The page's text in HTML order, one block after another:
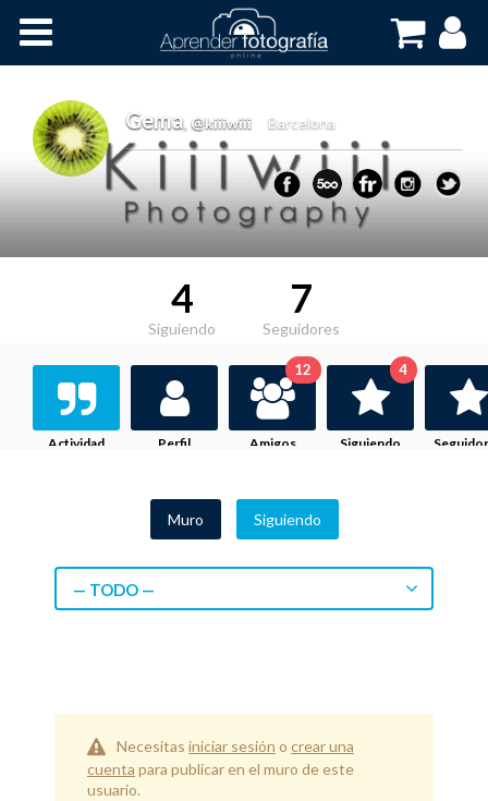
Cursos OnLine
Gema @kiiiwiii Barcelona
4
Siguiendo
7
Seguidores
Actividad Perfil Amigos
12
Siguiendo
4
Muro Siguiendo
— TODO —
Necesitas iniciar sesión o crear una
cuenta para publicar en el muro de este
usuario.